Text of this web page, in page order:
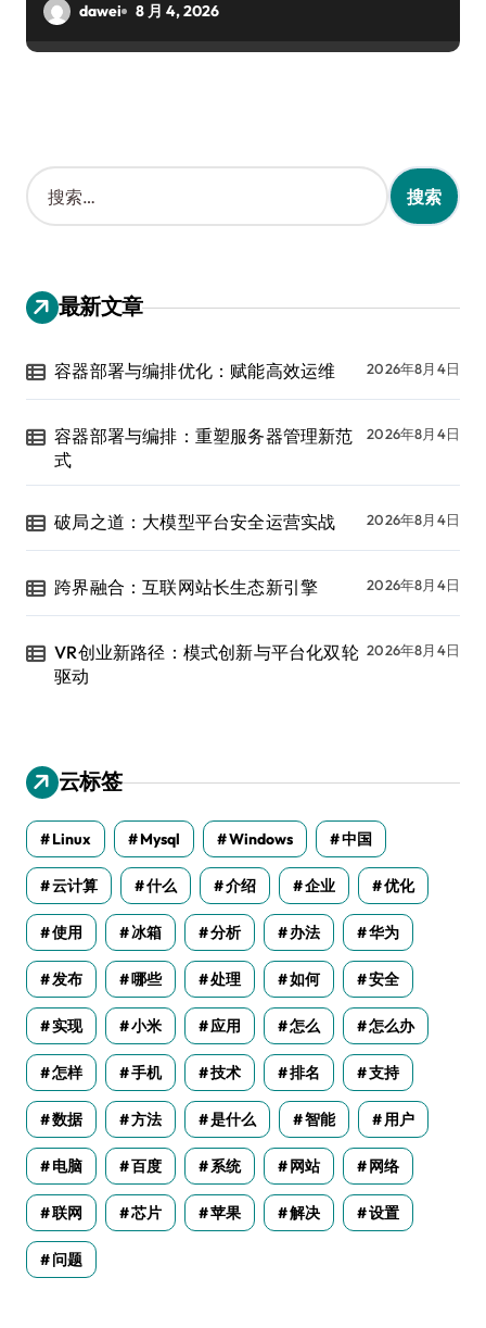
dawei 8 月 4, 2026
搜
索
：
最新文章
容器部署与编排优化：赋能高效运维 2026年8月4日
容器部署与编排：重塑服务器管理新范
式
2026年8月4日
破局之道：大模型平台安全运营实战 2026年8月4日
跨界融合：互联网站长生态新引擎 2026年8月4日
VR创业新路径：模式创新与平台化双轮
驱动
2026年8月4日
云标签
Linux Mysql Windows 中国
云计算 什么 介绍 企业 优化
使用 冰箱 分析 办法 华为
发布 哪些 处理 如何 安全
实现 小米 应用 怎么 怎么办
怎样 手机 技术 排名 支持
数据 方法 是什么 智能 用户
电脑 百度 系统 网站 网络
联网 芯片 苹果 解决 设置
问题